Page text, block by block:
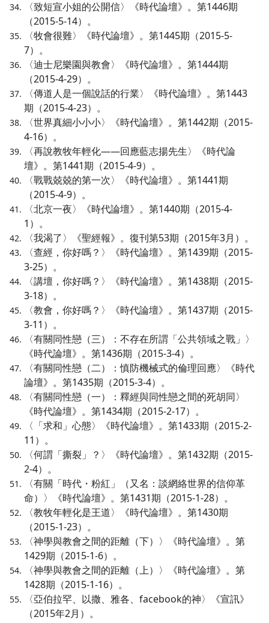
〈致短宣小姐的公開信〉《時代論壇》。第1446期
（2015-5-14）。
〈牧會很難〉《時代論壇》。第1445期（2015-5-
7）。
〈迪士尼樂園與教會〉《時代論壇》。第1444期
（2015-4-29）。
〈傳道人是一個說話的行業〉《時代論壇》。第1443
期（2015-4-23）。
〈世界真細小小小〉《時代論壇》。第1442期（2015-
4-16）。
〈再說教牧年輕化——回應藍志揚先生〉《時代論
壇》。第1441期（2015-4-9）。
〈戰戰兢兢的第一次〉《時代論壇》。第1441期
（2015-4-9）。
〈北京一夜〉《時代論壇》。第1440期（2015-4-
1）。
〈我渴了〉《聖經報》。復刊第53期（2015年3月）。
〈查經，你好嗎？〉《時代論壇》。第1439期（2015-
3-25）。
〈講壇，你好嗎？〉《時代論壇》。第1438期（2015-
3-18）。
〈教會，你好嗎？〉《時代論壇》。第1437期（2015-
3-11）。
〈有關同性戀（三）：不存在所謂「公共領域之戰」〉
《時代論壇》。第1436期（2015-3-4）。
〈有關同性戀（二）：慎防機械式的倫理回應〉《時代
論壇》。第1435期（2015-3-4）。
〈有關同性戀（一）：釋經與同性戀之間的死胡同〉
《時代論壇》。第1434期（2015-2-17）。
〈「求和」心態〉《時代論壇》。第1433期（2015-2-
11）。
〈何謂「撕裂」？〉《時代論壇》。第1432期（2015-
2-4）。
〈有關「時代・粉紅」（又名：談網絡世界的信仰革
命）〉《時代論壇》。第1431期（2015-1-28）。
〈教牧年輕化是王道〉《時代論壇》。第1430期
（2015-1-23）。
〈神學與教會之間的距離（下）〉《時代論壇》。第
1429期（2015-1-6）。
〈神學與教會之間的距離（上）〉《時代論壇》。第
1428期（2015-1-16）。
〈亞伯拉罕、以撒、雅各、facebook的神〉《宣訊》
（2015年2月）。